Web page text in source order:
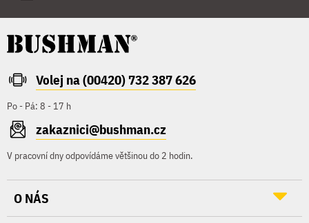
Volej na (00420) 732 387 626
Po - Pá: 8 - 17 h
zakaznici@bushman.cz
V pracovní dny odpovídáme většinou do 2 hodin.
O NÁS